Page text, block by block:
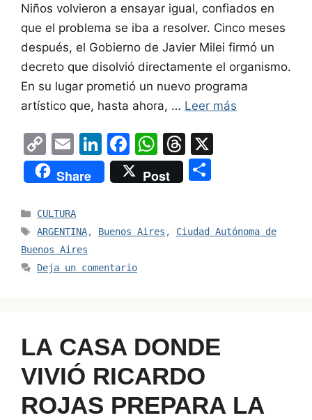
Niños volvieron a ensayar igual, confiados en
que el problema se iba a resolver. Cinco meses
después, el Gobierno de Javier Milei firmó un
decreto que disolvió directamente el organismo.
En su lugar prometió un nuevo programa
artístico que, hasta ahora, … Leer más
C
o
p
y
Li
n
k
E
m
ai
l
Li
n
k
dI
F
a
c
b
o
W
h
at
A
T
hr
e
d
Share Post
e
Categorías
CULTURA
Etiquetas
ARGENTINA, Buenos Aires , Ciudad Autónoma de
Buenos Aires
Deja un comentario
LA CASA DONDE
VIVIÓ RICARDO
ROJAS PREPARA LA